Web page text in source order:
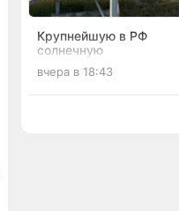
Крупнейшую в РФ
солнечную
электростанцию
запустили в Забайкалье
вчера в 18:43